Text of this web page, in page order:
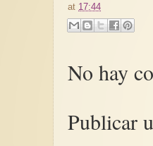
at 17:44
No hay
Publicar